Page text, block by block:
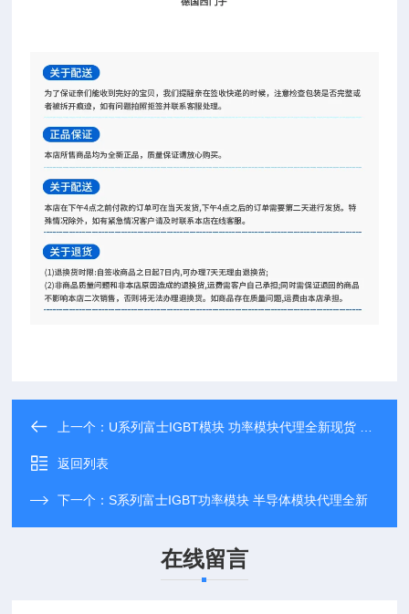
上一个： U系列富士IGBT模块 功率模块代理全新现货 直销
返回列表
下一个：S系列富士IGBT功率模块 半导体模块代理全新
在线留言